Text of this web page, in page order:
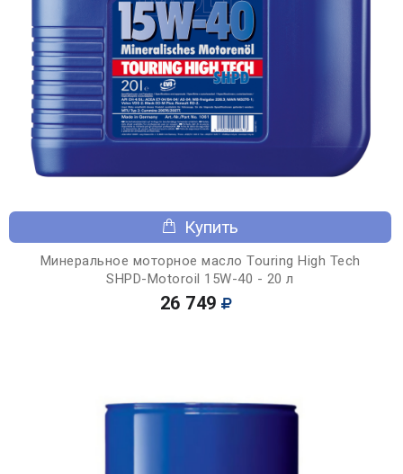
Купить
Минеральное моторное масло Touring High Tech
SHPD-Motoroil 15W-40 - 20 л
26 749